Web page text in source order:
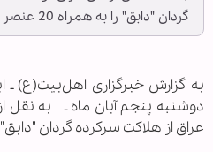
گردان "دابق" را به همراه 20 عنصر دیگر به هلاکت برسانند.
به گزارش خبرگزاری اهل‌بیت(ع) ـ
دوشنبه پنجم آبان ماه ـ به نقل
عراق از هلاکت سرکرده گردان